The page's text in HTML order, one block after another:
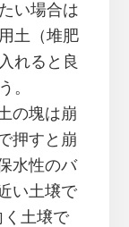
い場合は
土（堆肥
れると良
。
の塊は崩
押すと崩
水性のバ
い土壌で
く土壌で